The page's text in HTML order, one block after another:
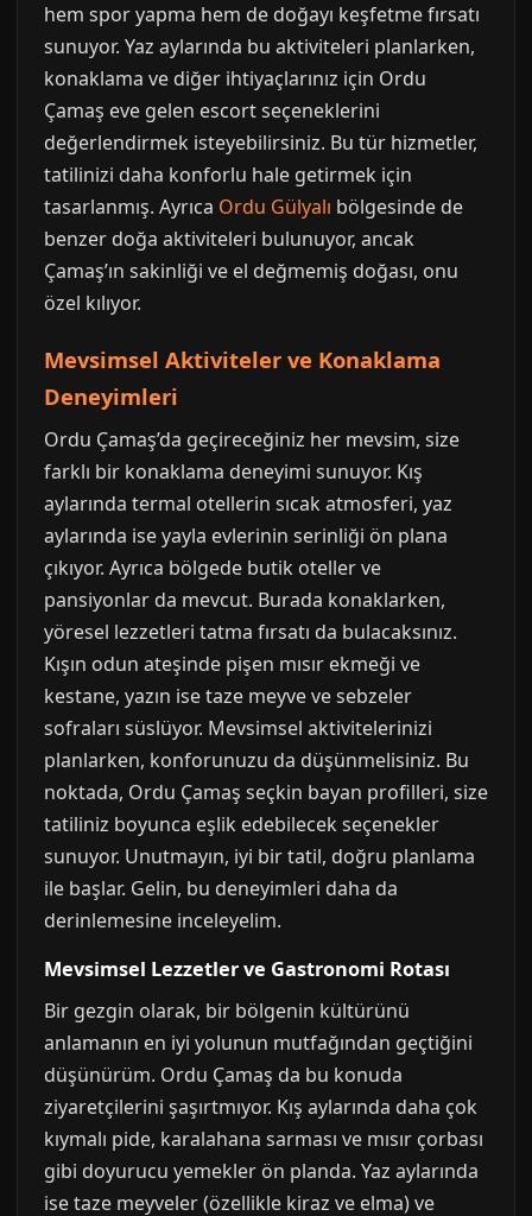
hem spor yapma hem de doğayı keşfetme fırsatı
sunuyor. Yaz aylarında bu aktiviteleri planlarken,
konaklama ve diğer ihtiyaçlarınız için Ordu
Çamaş eve gelen escort seçeneklerini
değerlendirmek isteyebilirsiniz. Bu tür hizmetler,
tatilinizi daha konforlu hale getirmek için
tasarlanmış. Ayrıca Ordu Gülyalı bölgesinde de
benzer doğa aktiviteleri bulunuyor, ancak
Çamaş’ın sakinliği ve el değmemiş doğası, onu
özel kılıyor.
Mevsimsel Aktiviteler ve Konaklama
Deneyimleri
Ordu Çamaş’da geçireceğiniz her mevsim, size
farklı bir konaklama deneyimi sunuyor. Kış
aylarında termal otellerin sıcak atmosferi, yaz
aylarında ise yayla evlerinin serinliği ön plana
çıkıyor. Ayrıca bölgede butik oteller ve
pansiyonlar da mevcut. Burada konaklarken,
yöresel lezzetleri tatma fırsatı da bulacaksınız.
Kışın odun ateşinde pişen mısır ekmeği ve
kestane, yazın ise taze meyve ve sebzeler
sofraları süslüyor. Mevsimsel aktivitelerinizi
planlarken, konforunuzu da düşünmelisiniz. Bu
noktada, Ordu Çamaş seçkin bayan profilleri, size
tatiliniz boyunca eşlik edebilecek seçenekler
sunuyor. Unutmayın, iyi bir tatil, doğru planlama
ile başlar. Gelin, bu deneyimleri daha da
derinlemesine inceleyelim.
Mevsimsel Lezzetler ve Gastronomi Rotası
Bir gezgin olarak, bir bölgenin kültürünü
anlamanın en iyi yolunun mutfağından geçtiğini
düşünürüm. Ordu Çamaş da bu konuda
ziyaretçilerini şaşırtmıyor. Kış aylarında daha çok
kıymalı pide, karalahana sarması ve mısır çorbası
gibi doyurucu yemekler ön planda. Yaz aylarında
ise taze meyveler (özellikle kiraz ve elma) ve